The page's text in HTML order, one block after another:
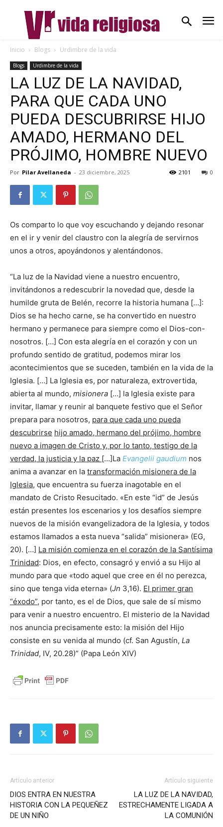
Inicio Blogs Urdimbre de la vida
Blogs Urdimbre de la vida
LA LUZ DE LA NAVIDAD,
PARA QUE CADA UNO
PUEDA DESCUBRIRSE HIJO
AMADO, HERMANO DEL
PRÓJIMO, HOMBRE NUEVO
Por Pilar Avellaneda - 23 diciembre, 2025 0
2101
Os comparto lo que voy escuchando y dejando resonar
en el ir y venir del claustro con la alegría de servirnos
unos a otros, apoyándonos y alentándonos.
“La luz de la Navidad viene a nuestro encuentro,
invitándonos a redescubrir la novedad que, desde la
humilde gruta de Belén, recorre la historia humana […]:
Dios se ha hecho carne, se ha convertido en nuestro
hermano y permanece para siempre como el Dios-con-
nosotros. […] Con esta alegría en el corazón y con un
profundo sentido de gratitud, podemos mirar los
acontecimientos que se suceden, también en la vida de la
Iglesia. […] La Iglesia es, por naturaleza, extrovertida,
abierta al mundo, misionera […] la Iglesia existe para
invitar, llamar y reunir al banquete festivo que el Señor
prepara para nosotros, para que cada uno pueda
descubrirse hijo amado, hermano del prójimo, hombre
nuevo a imagen de Cristo y, por lo tanto, testigo de la
verdad, la justicia y la paz […]La Evangelii gaudium nos
anima a avanzar en la transformación misionera de la
Iglesia, que encuentra su fuerza inagotable en el
mandato de Cristo Resucitado. «En este “id” de Jesús
están presentes los escenarios y los desafíos siempre
nuevos de la misión evangelizadora de la Iglesia, y todos
estamos llamados a esta nueva “salida” misionera» (EG,
20). […] La misión comienza en el corazón de la Santísima
Trinidad: Dios, en efecto, consagró y envió a su Hijo al
mundo para que «todo aquel que cree en él no perezca,
sino que tenga vida eterna» (Jn 3,16). El primer gran
“éxodo”, por tanto, es el de Dios, que sale de sí mismo
para venir a nuestro encuentro. El misterio de la Navidad
nos anuncia precisamente esto: la misión del Hijo
consiste en su venida al mundo (cf. San Agustín, La
Trinidad, IV, 20.28)” (Papa León XIV)
Artículo anterior
DIOS ENTRA EN NUESTRA
HISTORIA CON LA PEQUEÑEZ
DE UN NIÑO
Artículo siguiente
LA LUZ DE LA NAVIDAD,
ESTRECHAMENTE LIGADA A
LA COMUNIÓN